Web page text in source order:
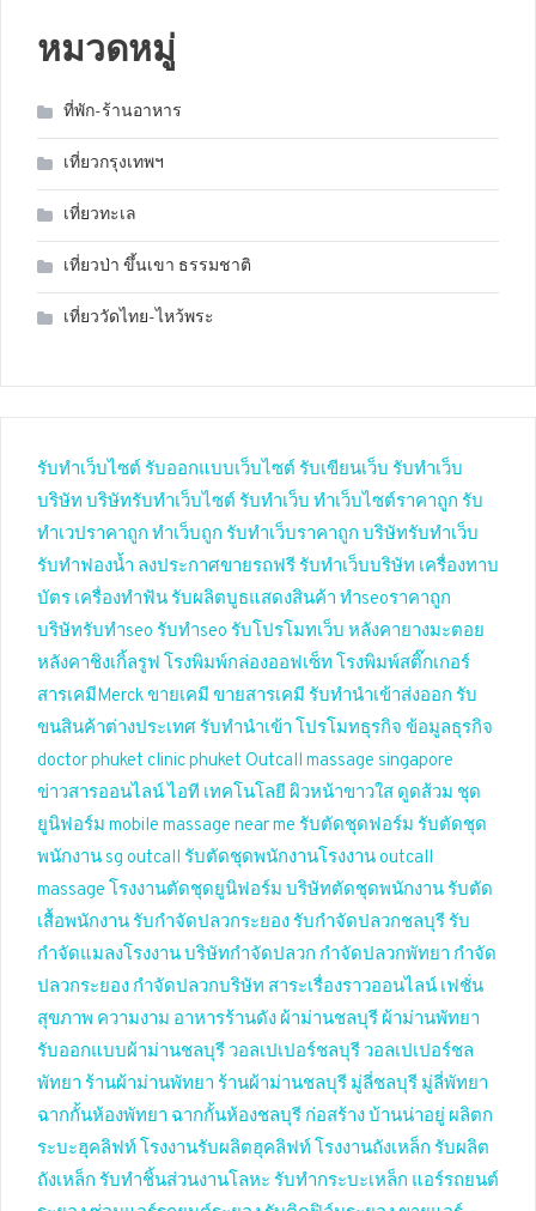
หมวดหมู่
ที่พัก-ร้านอาหาร
เที่ยวกรุงเทพฯ
เที่ยวทะเล
เที่ยวป่า ขึ้นเขา ธรรมชาติ
เที่ยววัดไทย-ไหว้พระ
รับทำเว็บไซต์ รับออกแบบเว็บไซต์ รับเขียนเว็บ รับทำเว็บ
บริษัท บริษัทรับทำเว็บไซต์ รับทำเว็บ ทำเว็บไซต์ราคาถูก รับ
ทำเวปราคาถูก ทำเว็บถูก รับทำเว็บราคาถูก บริษัทรับทำเว็บ
รับทำฟองน้ำ ลงประกาศขายรถฟรี รับทำเว็บบริษัท เครื่องทาบ
บัตร เครื่องทำฟัน รับผลิตบูธแสดงสินค้า ทำseoราคาถูก
บริษัทรับทำseo รับทำseo รับโปรโมทเว็บ หลังคายางมะตอย
หลังคาชิงเกิ้ลรูฟ โรงพิมพ์กล่องออฟเซ็ท โรงพิมพ์สติ๊กเกอร์
สารเคมีMerckขายเคมี ขายสารเคมี รับทำนำเข้าส่งออก รับ
ขนสินค้าต่างประเทศ รับทำนำเข้า โปรโมทธุรกิจ ข้อมูลธุรกิจ
doctor phuket clinic phuket Outcall massage singapore
ข่าวสารออนไลน์ ไอที เทคโนโลยี ผิวหน้าขาวใส ดูดส้วม ชุด
ยูนิฟอร์ม mobile massage near me รับตัดชุดฟอร์ม รับตัดชุด
พนักงาน sg outcall รับตัดชุดพนักงานโรงงาน outcall
massage โรงงานตัดชุดยูนิฟอร์ม บริษัทตัดชุดพนักงาน รับตัด
เสื้อพนักงาน รับกำจัดปลวกระยอง รับกำจัดปลวกชลบุรี รับ
กำจัดแมลงโรงงานบริษัทกำจัดปลวก กำจัดปลวกพัทยา กำจัด
ปลวกระยอง กำจัดปลวกบริษัท สาระเรื่องราวออนไลน์ เฟชั่น
สุขภาพ ความงาม อาหารร้านดัง ผ้าม่านชลบุรี ผ้าม่านพัทยา
รับออกแบบผ้าม่านชลบุรี วอลเปเปอร์ชลบุรี วอลเปเปอร์ชล
พัทยา ร้านผ้าม่านพัทยา ร้านผ้าม่านชลบุรี มู่ลี่ชลบุรี มู่ลี่พัทยา
ฉากกั้นห้องพัทยา ฉากกั้นห้องชลบุรี ก่อสร้าง บ้านน่าอยู่ ผลิตก
ระบะฮุคลิฟท์ โรงงานรับผลิตฮุคลิฟท์ โรงงานถังเหล็ก รับผลิต
ถังเหล็ก รับทำชิ้นส่วนงานโลหะ รับทำกระบะเหล็ก แอร์รถยนต์